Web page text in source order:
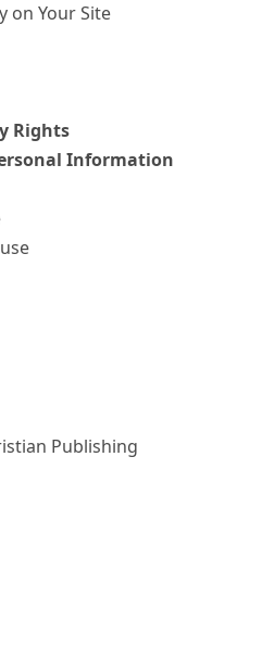
on Your Site
Rights
Information
Publishing